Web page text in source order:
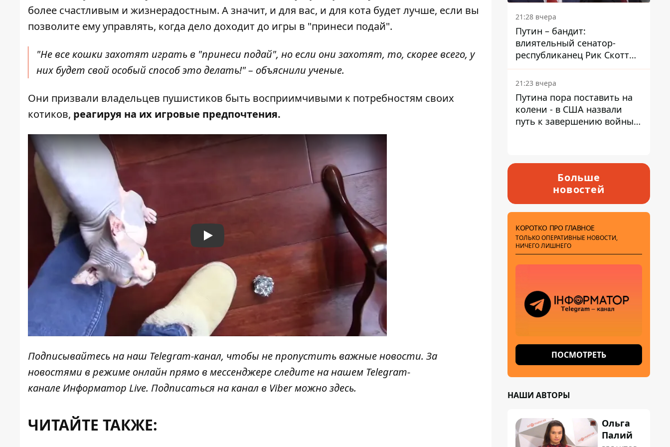
более счастливым и жизнерадостным. А значит, и для вас, и для кота будет лучше, если вы
позволите ему управлять, когда дело доходит до игры в "принеси подай".
"Не все кошки захотят играть в "принеси подай", но если они захотят, то, скорее всего, у
них будет свой особый способ это делать!" – объяснили ученые.
Они призвали владельцев пушистиков быть восприимчивыми к потребностям своих
котиков, реагируя на их игровые предпочтения.
Play
Подписывайтесь на наш Telegram-канал, чтобы не пропустить важные новости. За
новостями в режиме онлайн прямо в мессенджере следите на нашем Telegram-
канале Информатор Live. Подписаться на канал в Viber можноздесь.
ЧИТАЙТЕ ТАКЖЕ:
21:28 вчера
Путин – бандит:
влиятельный сенатор-
республиканец Рик Скотт
призвал Конгресс привлечь
РФ к ответственности за
войну в Украине
21:23 вчера
Путина пора поставить на
колени - в США назвали
путь к завершению войны -
Больше
новостей
КОРОТКО ПРО ГЛАВНОЕ
ТОЛЬКО ОПЕРАТИВНЫЕ НОВОСТИ,
НИЧЕГО ЛИШНЕГО
ПОСМОТРЕТЬ
НАШИ АВТОРЫ
Ольга
Палий